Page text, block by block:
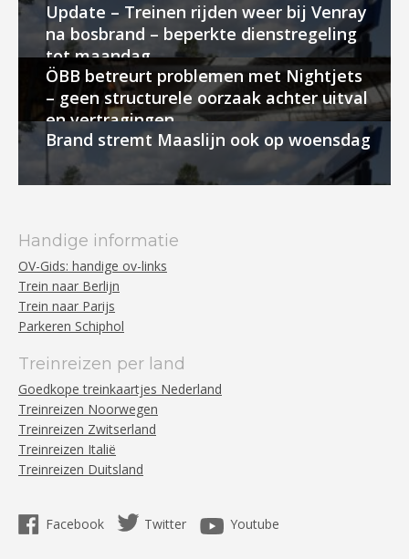
Update – Treinen rijden weer bij Venray
na bosbrand – beperkte dienstregeling
tot maandag
ÖBB betreurt problemen met Nightjets
– geen structurele oorzaak achter uitval
en vertragingen
Brand stremt Maaslijn ook op woensdag
Handige informatie
OV-Gids: handige ov-links
Trein naar Berlijn
Trein naar Parijs
Parkeren Schiphol
Treinreizen per land
Goedkope treinkaartjes Nederland
Treinreizen Noorwegen
Treinreizen Zwitserland
Treinreizen Italië
Treinreizen Duitsland
Facebook Twitter Youtube